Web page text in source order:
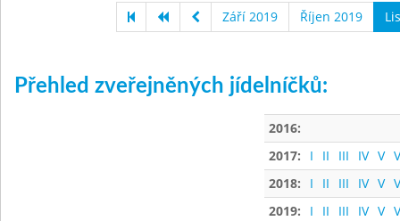
Září 2019 Říjen 2019
Přehled zveřejněných jídelníčků:
2016:
2017:
I II III IV V
2018:
I II III IV V
2019:
I II III IV V